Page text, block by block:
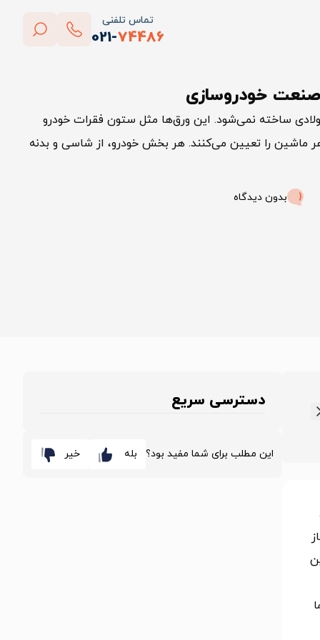
تماس تلفنی
021-74486
پاک کردن
صنعت خودروسازی
ساخته نمی‌شود. این ورق‌ها مثل ستون فقرات خودرو
ماشین را تعیین می‌کنند. هر بخش خودرو، از شاسی و بدنه
بدون دیدگاه
دسترسی سریع
این مطلب برای شما مفید بود؟ بله خیر